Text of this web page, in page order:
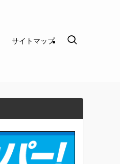
サイトマップ